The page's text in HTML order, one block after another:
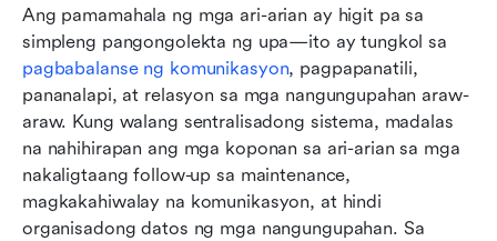
Ang pamamahala ng mga ari-arian ay higit pa sa
pagbabalanse ng komunikasyon, pagpapanatili,
pananalapi, at relasyon sa mga nangungupahan araw-
araw. Kung walang sentralisadong sistema, madalas
na nahihirapan ang mga koponan sa ari-arian sa mga
nakaligtaang follow-up sa maintenance,
magkakahiwalay na komunikasyon, at hindi
organisadong datos ng mga nangungupahan. Sa